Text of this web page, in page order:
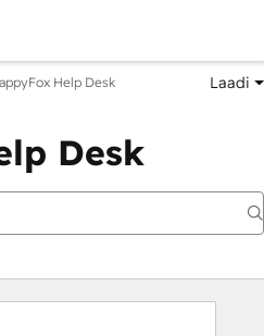
Help Desk Laadi
Desk